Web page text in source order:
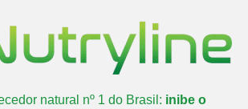
natural nº 1 do Brasil: inibe o